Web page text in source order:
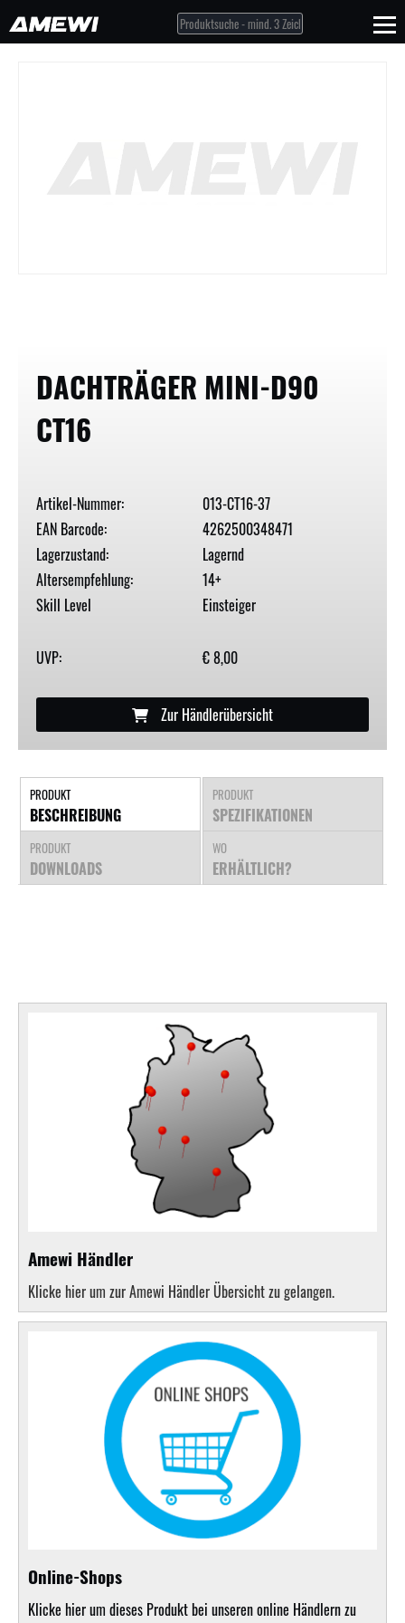
DACHTRÄGER MINI-D90
CT16
Artikel-Nummer:
013-CT16-37
EAN Barcode:
4262500348471
Lagerzustand:
Lagernd
Altersempfehlung:
14+
Skill Level
Einsteiger
UVP: € 8,00
Zur Händlerübersicht
PRODUKT
BESCHREIBUNG
PRODUKT
SPEZIFIKATIONEN
PRODUKT
DOWNLOADS
WO
ERHÄLTLICH?
Amewi Händler
Klicke hier um zur Amewi Händler Übersicht zu gelangen.
Online-Shops
Klicke hier um dieses Produkt bei unseren online Händlern zu